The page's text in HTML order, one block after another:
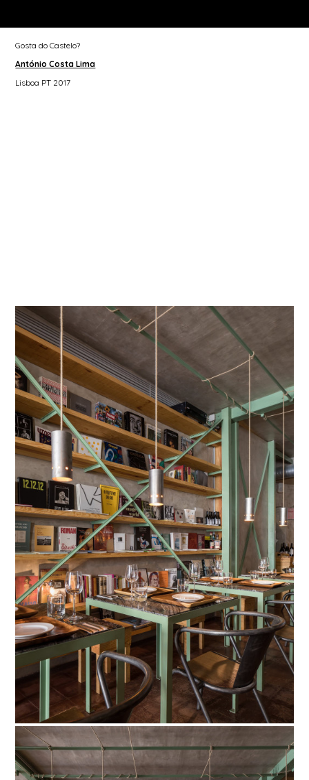
Gosta do Castelo?
António Costa Lima
Lisboa PT 2017